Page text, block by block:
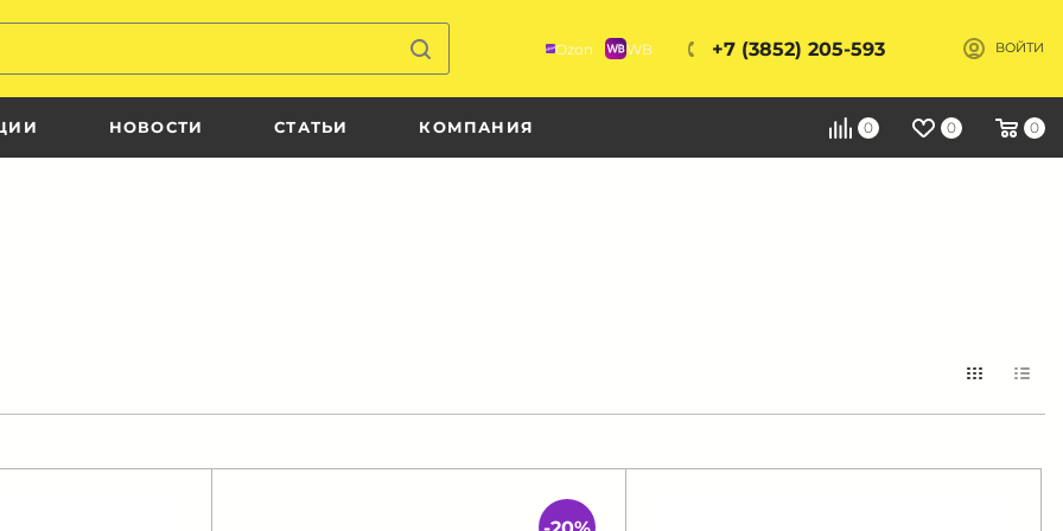
Ozon WB +7 (3852) 205-593 ВОЙТИ
НОВОСТИ СТАТЬИ КОМПАНИЯ 0 0 0